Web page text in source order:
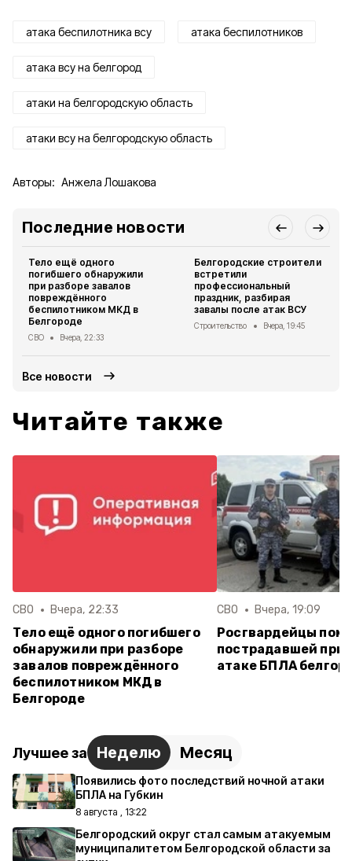
атака беспилотника всу атака беспилотников
атака всу на белгород
атаки на белгородскую область
атаки всу на белгородскую область
Авторы: Анжела Лошакова
Последние новости
Тело ещё одного
погибшего обнаружили
при разборе завалов
повреждённого
беспилотником МКД в
Белгороде
СВО Вчера, 22:33
Белгородские строители
встретили
профессиональный
праздник, разбирая
завалы после атак ВСУ
Строительство Вчера, 19:45
Все новости
Читайте также
СВО Вчера, 22:33
Тело ещё одного погибшего
обнаружили при разборе
завалов повреждённого
беспилотником МКД в
Белгороде
СВО Вчера, 19:09
Росгвардейцы
пострадавшей при
атаке БПЛА
Лучшее за Неделю Месяц
Появились фото последствий ночной атаки
БПЛА на Губкин
8 августа , 13:22
Белгородский округ стал самым атакуемым
муниципалитетом Белгородской области за